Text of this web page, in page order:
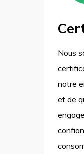
Nous
notre
et de